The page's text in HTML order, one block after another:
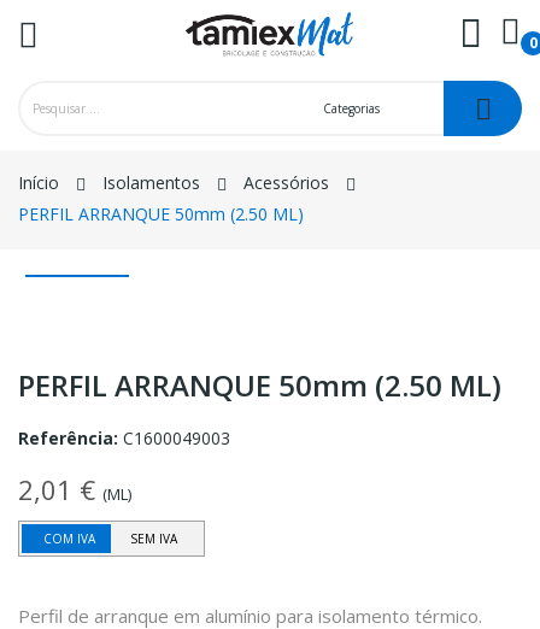
0
Início Isolamentos
Acessórios
PERFIL ARRANQUE 50mm (2.50 ML)
PERFIL ARRANQUE 50mm (2.50 ML)
Referência: C1600049003
2,01 € (ML)
COM IVA SEM IVA
Perfil de arranque em alumínio para isolamento térmico.